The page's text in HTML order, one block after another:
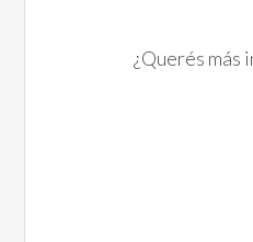
¿Querés más